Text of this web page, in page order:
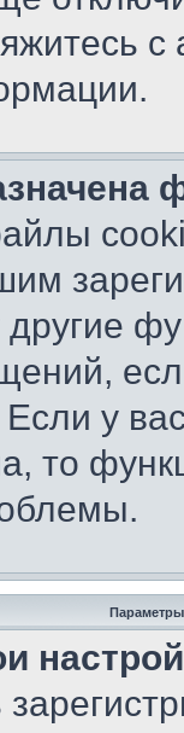
у
то
Параметры